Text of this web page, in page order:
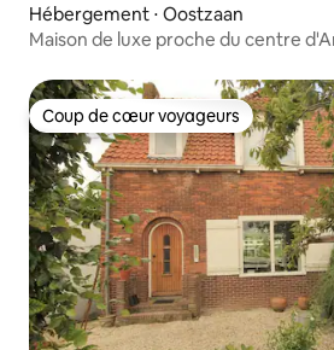
Hébergement ⋅ Oostzaan
Maison de luxe proche du centre
Coup de cœur voyageurs
Coup de cœur voyageurs